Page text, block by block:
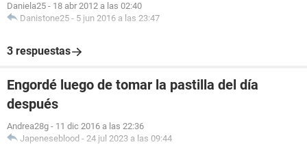
Daniela25 - 18 abr 2012 a las 02:40
Danistone25 - 5 jun 2016 a las 23:47
3 respuestas
Engordé luego de tomar la pastilla del día
después
Andrea28g - 11 dic 2016 a las 22:36
Japeneseblood - 24 jul 2023 a las 09:44